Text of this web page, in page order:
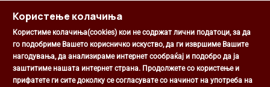
Општина Центар
Михаил Цоков бр. 1, Скопје
Користење колачиња
Користиме колачиња(cookies) кои не содржат лични податоци, за да
го подобриме Вашето корисничко искуство, да ги извршиме Вашите
нагодувања, да анализираме интернет сообраќај и подобро да ја
заштитиме нашата интернет страна. Продолжете со користење и
прифатете ги сите доколку се согласувате со начинот на употреба на